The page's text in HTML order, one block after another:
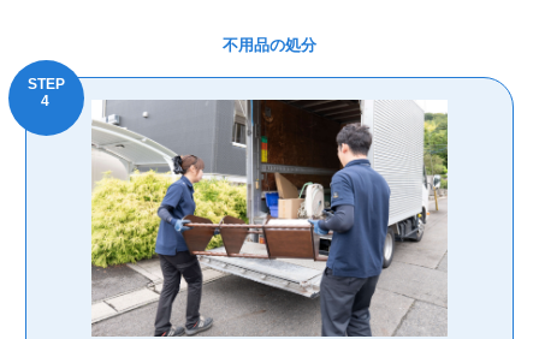
不用品の処分